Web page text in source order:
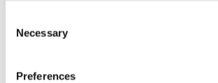
Selection
Necessary
Preferences